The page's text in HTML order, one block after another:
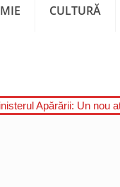
CULTURĂ
Apărării: Un nou